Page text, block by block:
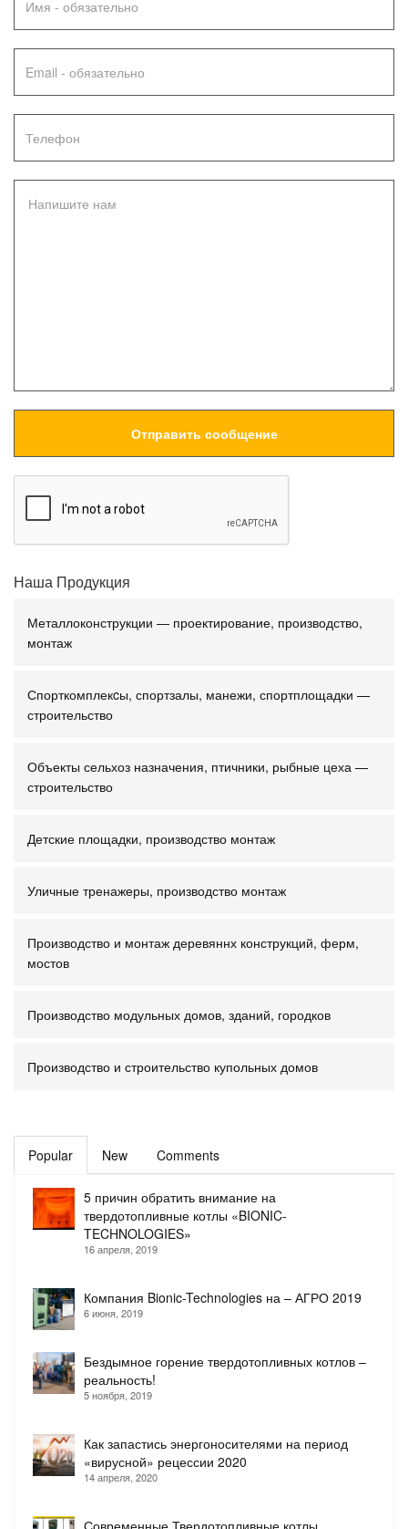
Наша Продукция
Металлоконструкции — проектирование, производство,
монтаж
Спорткомплекcы, спортзалы, манежи, спортплощадки —
строительство
Объекты сельхоз назначения, птичники, рыбные цеха —
строительство
Детские площадки, производство монтаж
Уличные тренажеры, производство монтаж
Производство и монтаж деревяннх конструкций, ферм,
мостов
Производство модульных домов, зданий, городков
Производство и строительство купольных домов
Popular New Comments
5 причин обратить внимание на
твердотопливные котлы «BIONIC-
TECHNOLOGIES»
16 апреля, 2019
Компания Bionic-Technologies на – АГРО 2019
6 июня, 2019
Бездымное горение твердотопливных котлов –
реальность!
5 ноября, 2019
Как запастись энергоносителями на период
«вирусной» рецессии 2020
14 апреля, 2020